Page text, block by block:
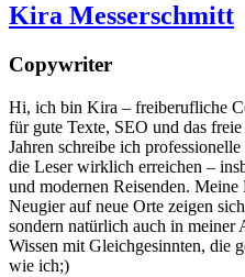
Kira Messerschmitt
Copywriter
Hi, ich bin Kira – freiberufliche
für gute Texte, SEO und das
Jahren schreibe ich
die Leser wirklich erreichen –
und modernen Reisenden.
Neugier auf neue Orte zeigen
sondern natürlich auch in
Wissen mit Gleichgesinnten, die
wie ich;)